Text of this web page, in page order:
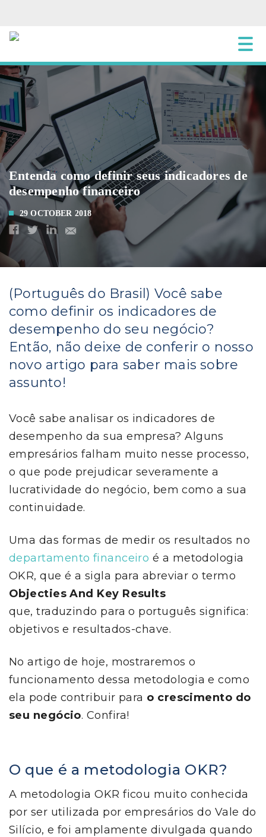
Entenda como definir seus indicadores de
desempenho financeiro
29 OCTOBER 2018
(Português do Brasil) Você sabe
como definir os indicadores de
desempenho do seu negócio?
Então, não deixe de conferir o nosso
novo artigo para saber mais sobre
assunto!
Você sabe analisar os indicadores de
desempenho da sua empresa? Alguns
empresários falham muito nesse processo,
o que pode prejudicar severamente a
lucratividade do negócio, bem como a sua
continuidade.
Uma das formas de medir os resultados no
departamento financeiro é a metodologia
OKR, que é a sigla para abreviar o termo
Objecties And Key Results
que, traduzindo para o português significa:
objetivos e resultados-chave.
No artigo de hoje, mostraremos o
funcionamento dessa metodologia e como
ela pode contribuir para o crescimento do
seu negócio. Confira!
O que é a metodologia OKR?
A metodologia OKR ficou muito conhecida
por ser utilizada por empresários do Vale do
Silício, e foi amplamente divulgada quando